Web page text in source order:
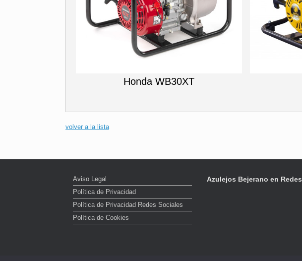
Honda WB30XT
volver a la lista
Aviso Legal
Política de Privacidad
Política de Privacidad Redes Sociales
Política de Cookies
Azulejos Bejerano en Redes